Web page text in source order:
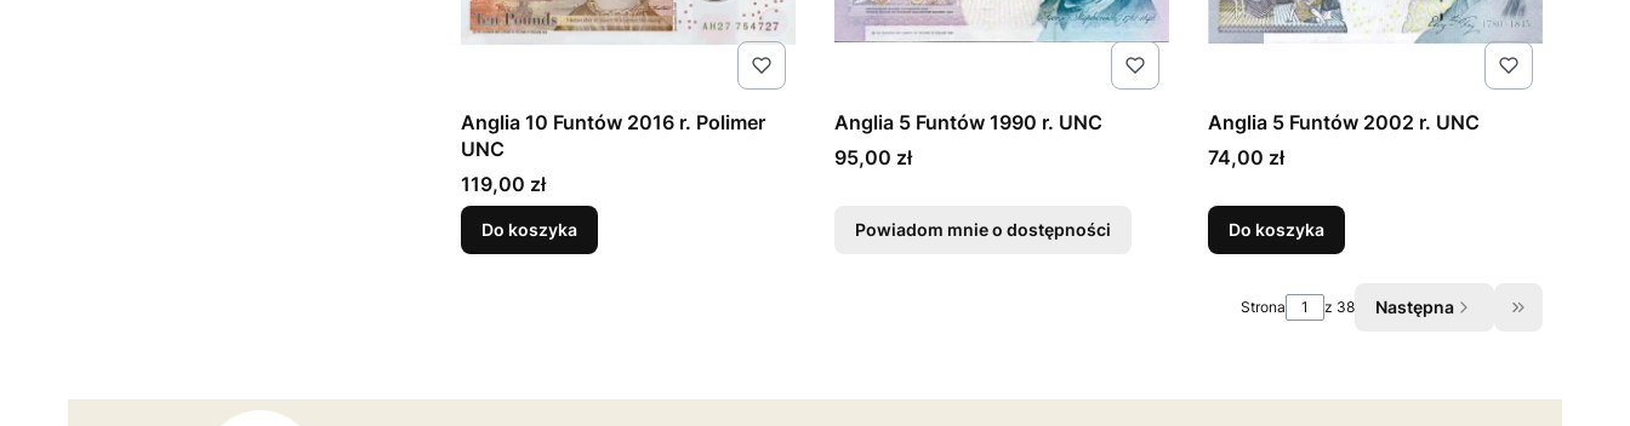
Anglia 10 Funtów 2016 r. Polimer
UNC
Cena
119,00 zł
Do koszyka
Anglia 5 Funtów 1990 r. UNC
Cena
95,00 zł
Powiadom mnie o dostępności
Anglia 5 Funtów 2002 r. UNC
Cena
74,00 zł
Do koszyka
Strona z 38 Następna Przejdź do